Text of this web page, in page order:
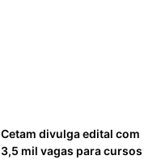
Cetam divulga edital com
3,5 mil vagas para cursos